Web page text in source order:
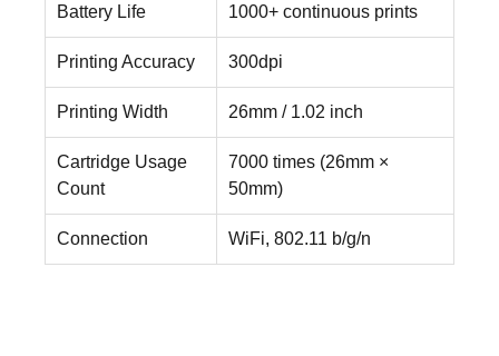
Battery Life 1000+ continuous prints
Printing Accuracy 300dpi
Printing Width 26mm / 1.02 inch
Cartridge Usage
Count
7000 times (26mm ×
50mm)
Connection WiFi, 802.11 b/g/n